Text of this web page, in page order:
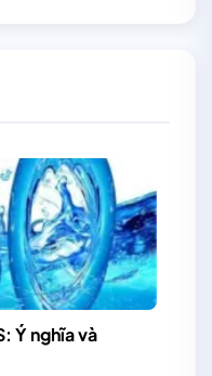
Ý nghĩa và